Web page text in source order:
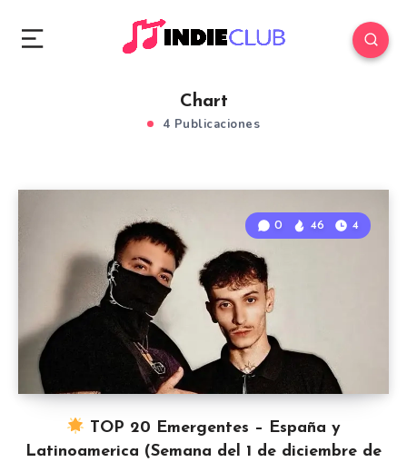
Chart
4 Publicaciones
TOP 20 Emergentes – España y
Latinoamerica (Semana del 1 de diciembre de
0 46 4